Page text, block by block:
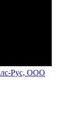
Рус, ООО